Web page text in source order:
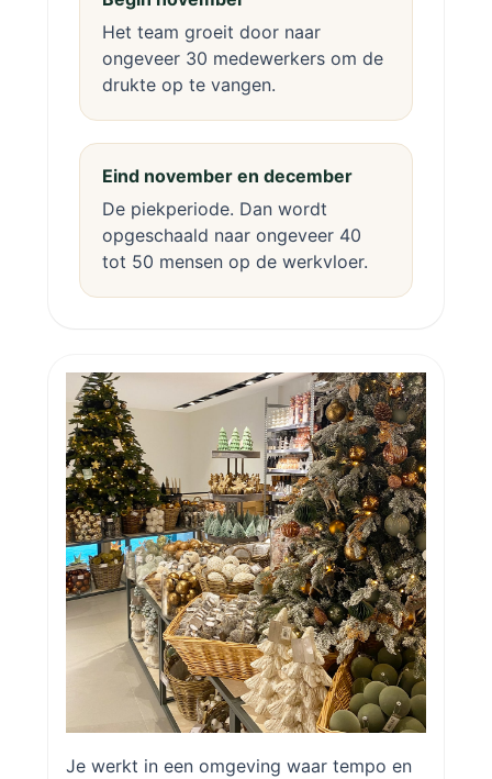
Het team groeit door naar
ongeveer 30 medewerkers om de
drukte op te vangen.
Eind november en december
De piekperiode. Dan wordt
opgeschaald naar ongeveer 40
tot 50 mensen op de werkvloer.
Je werkt in een omgeving waar tempo en